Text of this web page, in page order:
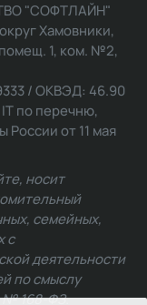
"СОФТЛАЙН"
Хамовники,
помещ. 1, ком. №2,
/ ОКВЭД: 46.90
по перечню,
от 11 мая
носит
семейных,
с
деятельности
по смыслу
№ 168-ФЗ.